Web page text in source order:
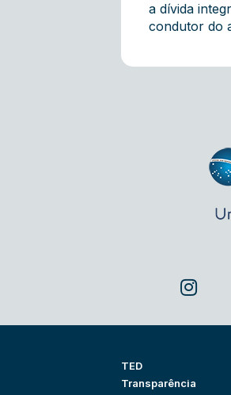
a dívida
condutor do
TED
Transparência